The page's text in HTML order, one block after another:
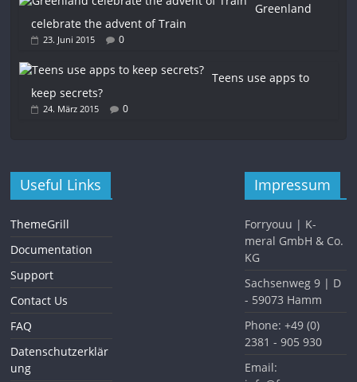
Greenland
celebrate the advent of Train
23. Juni 2015 0
Teens use apps to
keep secrets?
24. März 2015 0
Useful Links
ThemeGrill
Documentation
Support
Contact Us
FAQ
Datenschutzerklär
ung
Impressum
Forryouu | K-
meral GmbH & Co.
KG
Sachsenweg 9 | D
- 59073 Hamm
Phone: +49 (0)
2381 - 905 930
Email: